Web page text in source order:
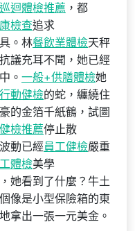
巡迴體檢推薦 ，都
檢查追求
。林餐飲業體檢天秤
議充耳不聞，她已經
。 一般+供膳體檢她
行動健檢的蛇，纏繞住
豪的金箔千紙鶴，試圖
健檢推薦停止散
動已經員工健檢嚴重
體檢美學
她看到了什麼？牛土
像是小型保險箱的東
拿出一張一元美金。